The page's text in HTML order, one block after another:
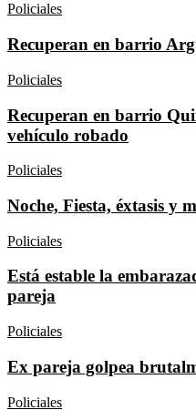
Policiales
Recuperan en barrio
Policiales
Recuperan en barrio
vehículo robado
Policiales
Noche, Fiesta, éxtasis y
Policiales
Está estable la
pareja
Policiales
Ex pareja golpea
Policiales